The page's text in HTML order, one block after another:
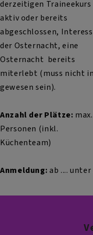
derzeitigen Traineekurs
aktiv oder bereits
abgeschlossen,
der Osternacht, eine
Osternacht bereits
miterlebt (muss nicht in
gewesen sein).
Anzahl der Plätze:
Personen (inkl.
Küchenteam)
Anmeldung:ab .... unter